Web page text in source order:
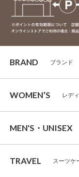
BRAND ブランド
WOMEN’S レデ
MEN'S・UNISEX
TRAVEL スーツケ